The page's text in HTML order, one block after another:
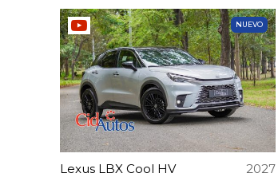
NUEVO
Lexus LBX Cool HV 2027